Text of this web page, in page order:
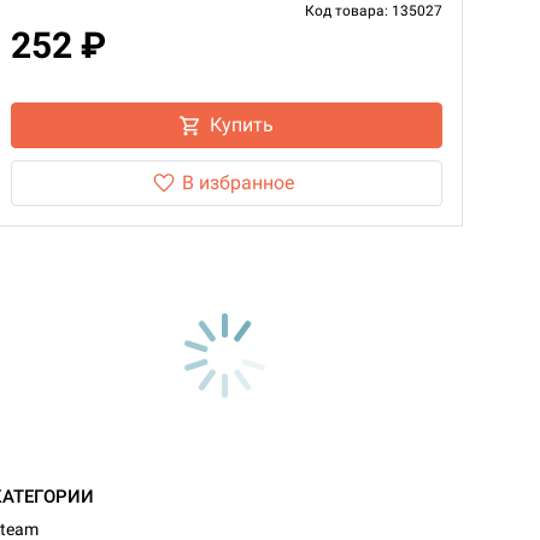
Код товара: 135027
252 ₽
Купить
В избранное